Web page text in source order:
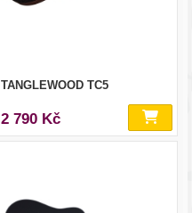
TANGLEWOOD TC5
2 790 Kč